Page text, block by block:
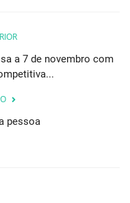
a 7 de novembro com
pessoa